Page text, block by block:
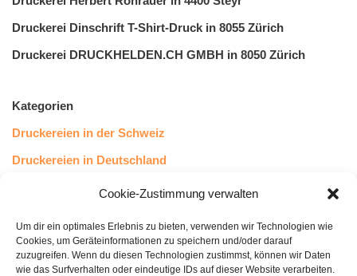
Cookie-Zustimmung verwalten
Um dir ein optimales Erlebnis zu bieten, verwenden wir Technologien wie
Cookies, um Geräteinformationen zu speichern und/oder darauf
zuzugreifen. Wenn du diesen Technologien zustimmst, können wir Daten
wie das Surfverhalten oder eindeutige IDs auf dieser Website verarbeiten.
Druckerei Dinschrift T-Shirt-Druck in 8055 Zürich
Druckerei DRUCKHELDEN.CH GMBH in 8050 Zürich
Kategorien
Druckereien in der Schweiz
Druckereien in Deutschland
Druckereien in Österreich
Kundenstimmen